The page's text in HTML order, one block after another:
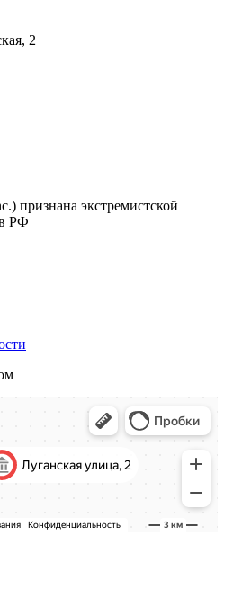
2
признана экстремистской
РФ